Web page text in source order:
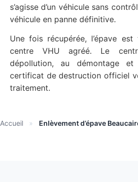
s’agisse d’un véhicule sans
véhicule en panne définitive.
Une fois récupérée, l’épave
centre VHU agréé. Le
dépollution, au démontage
certificat de destruction officiel
traitement.
Accueil » Enlèvement d’épave